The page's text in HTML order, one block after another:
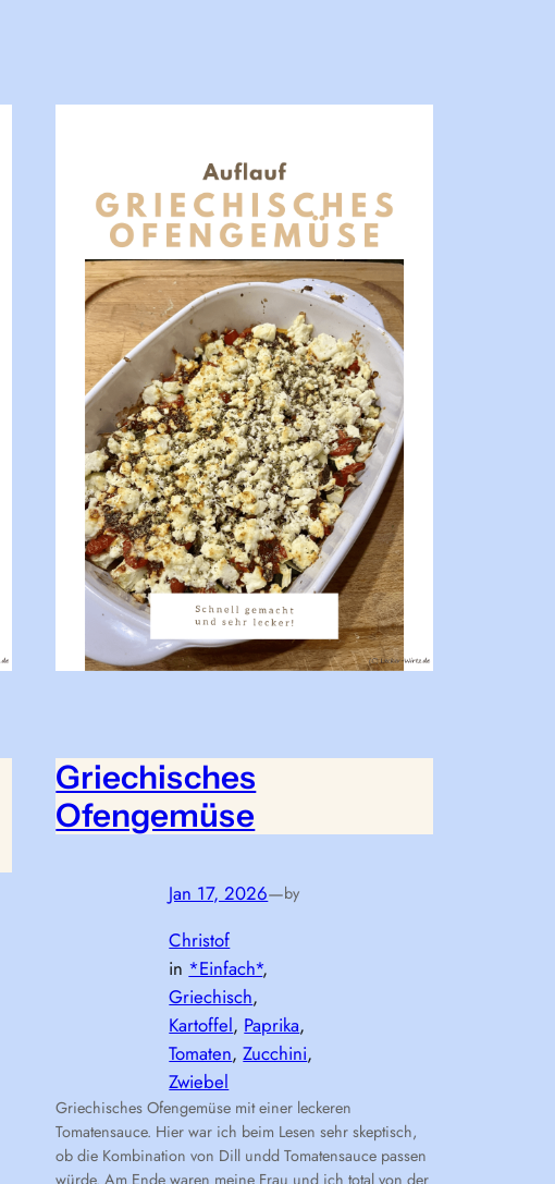
Griechisches
Ofengemüse
Jan 17, 2026—by
Christof
in *Einfach*
Griechisch
Kartoffel, Paprika
Tomaten, Zucchini
Zwiebel
Griechisches Ofengemüse mit einer leckeren
Tomatensauce. Hier war ich beim Lesen sehr skeptisch,
ob die Kombination von Dill undd Tomatensauce passen